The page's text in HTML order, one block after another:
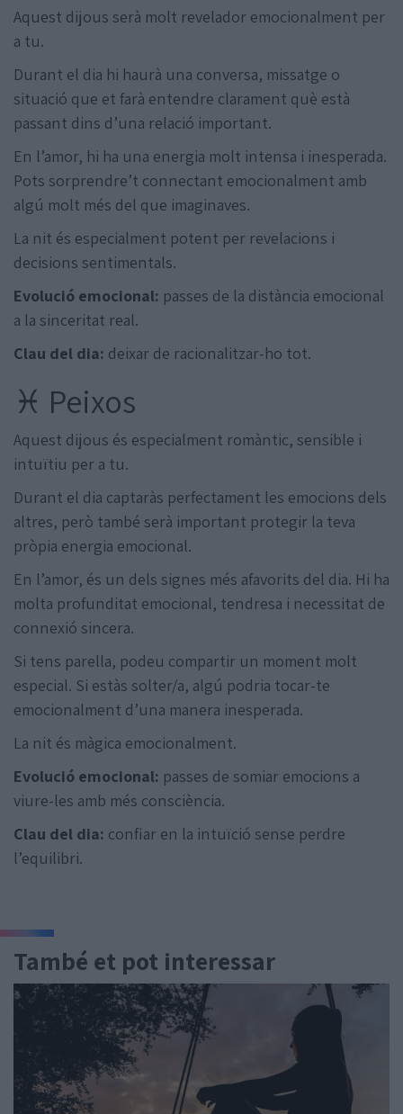
Aquest dijous serà molt revelador emocionalment per
a tu.
Durant el dia hi haurà una conversa, missatge o
situació que et farà entendre clarament què està
passant dins d’una relació important.
En l’amor, hi ha una energia molt intensa i inesperada.
Pots sorprendre’t connectant emocionalment amb
algú molt més del que imaginaves.
La nit és especialment potent per revelacions i
decisions sentimentals.
Evolució emocional: passes de la distància emocional
a la sinceritat real.
Clau del dia: deixar de racionalitzar-ho tot.
♓ Peixos
Aquest dijous és especialment romàntic, sensible i
intuïtiu per a tu.
Durant el dia captaràs perfectament les emocions dels
altres, però també serà important protegir la teva
pròpia energia emocional.
En l’amor, és un dels signes més afavorits del dia. Hi ha
molta profunditat emocional, tendresa i necessitat de
connexió sincera.
Si tens parella, podeu compartir un moment molt
especial. Si estàs solter/a, algú podria tocar-te
emocionalment d’una manera inesperada.
La nit és màgica emocionalment.
Evolució emocional: passes de somiar emocions a
viure-les amb més consciència.
Clau del dia: confiar en la intuïció sense perdre
l’equilibri.
També et pot interessar